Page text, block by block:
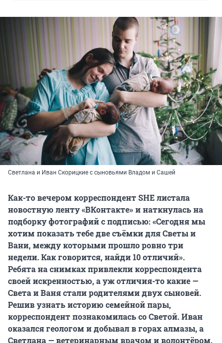
Светлана и Иван Скорицкие с сыновьями Владом и Сашей
Как-то вечером корреспондент SHE листала
новостную ленту «ВКонтакте» и наткнулась на
подборку фотографий с подписью: «Сегодня мы
хотим показать тебе две съёмки для Светы и
Вани, между которыми прошло ровно три
недели. Как говорится, найди 10 отличий».
Ребята на снимках привлекли корреспондента
своей искренностью, а уж отличия-то какие —
Света и Ваня стали родителями двух сыновей.
Решив узнать историю семейной пары,
корреспондент познакомилась со Светой. Иван
оказался геологом и добывал в горах алмазы, а
Светлана —ветеринарным врачом и волонтёром.